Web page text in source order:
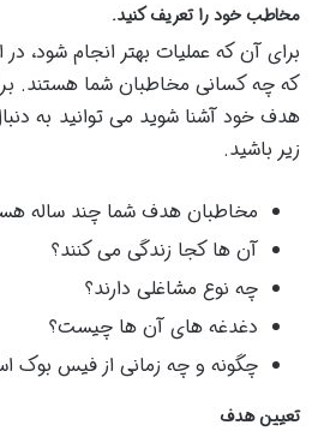
مخاطب خود را تعریف کنید.
برای آن که عملیات بهتر انجام شود،
که چه کسانی مخاطبان شما هستند.
هدف خود آشنا شوید می توانید به
زیر باشید.
مخاطبان هدف شما چند ساله
آن ها کجا زندگی می کنند؟
چه نوع مشاغلی دارند؟
دغدغه های آن ها چیست؟
چگونه و چه زمانی از فیس بوک
تعیین هدف